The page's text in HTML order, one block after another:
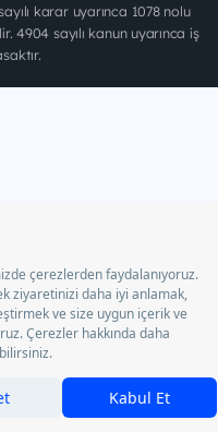
karar uyarınca 1078 nolu
4904 sayılı kanun uyarınca iş